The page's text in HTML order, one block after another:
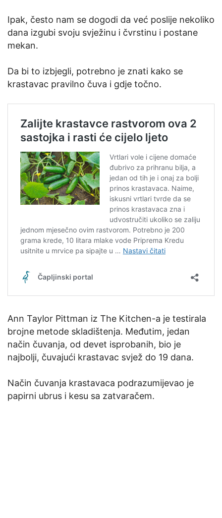
Ipak, često nam se dogodi da već poslije nekoliko
dana izgubi svoju svježinu i čvrstinu i postane
mekan.
Da bi to izbjegli, potrebno je znati kako se
krastavac pravilno čuva i gdje točno.
Ann Taylor Pittman iz The Kitchen-a je testirala
brojne metode skladištenja. Međutim, jedan
način čuvanja, od devet isprobanih, bio je
najbolji, čuvajući krastavac svjež do 19 dana.
Način čuvanja krastavaca podrazumijevao je
papirni ubrus i kesu sa zatvaračem.